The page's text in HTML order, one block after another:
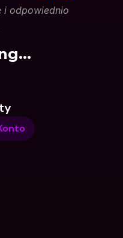
i odpowiednio